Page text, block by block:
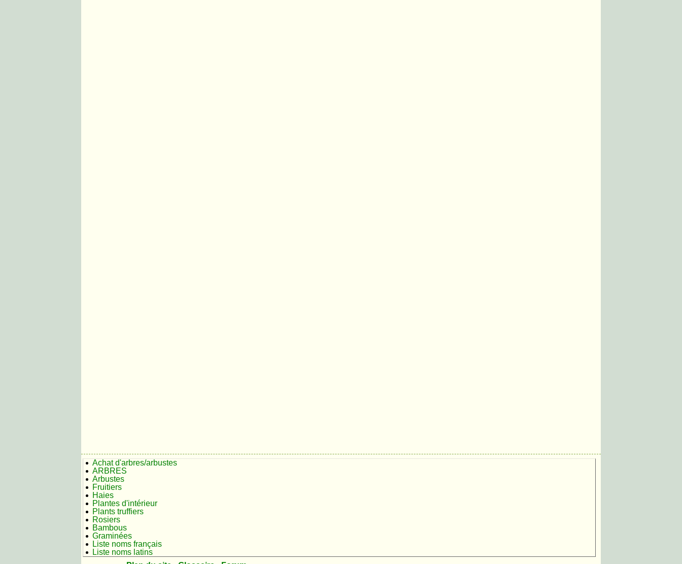
Achat d'arbres/arbustes
ARBRES
Arbustes
Fruitiers
Haies
Plantes d'intérieur
Plants truffiers
Rosiers
Bambous
Graminées
Liste noms français
Liste noms latins